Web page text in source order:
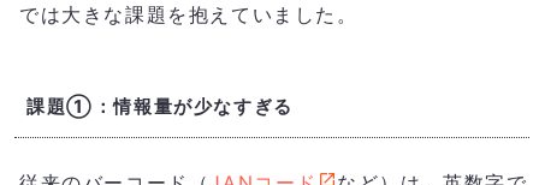
では大きな課題を抱えていました。
課題①：情報量が少なすぎる